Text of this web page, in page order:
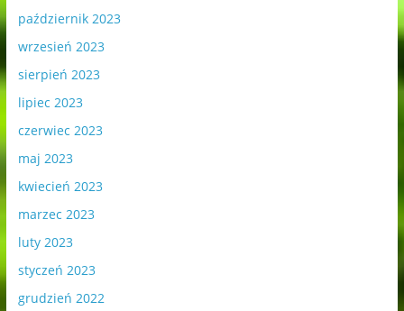
październik 2023
wrzesień 2023
sierpień 2023
lipiec 2023
czerwiec 2023
maj 2023
kwiecień 2023
marzec 2023
luty 2023
styczeń 2023
grudzień 2022